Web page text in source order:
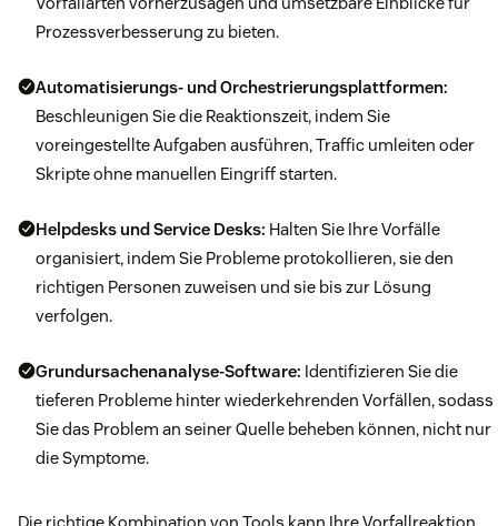
Prozessverbesserung zu bieten.
Automatisierungs- und Orchestrierungsplattformen:
Beschleunigen Sie die Reaktionszeit, indem Sie
voreingestellte Aufgaben ausführen, Traffic umleiten oder
Skripte ohne manuellen Eingriff starten.
Helpdesks und Service Desks: Halten Sie Ihre Vorfälle
organisiert, indem Sie Probleme protokollieren, sie den
richtigen Personen zuweisen und sie bis zur Lösung
verfolgen.
Grundursachenanalyse-Software: Identifizieren Sie die
tieferen Probleme hinter wiederkehrenden Vorfällen, sodass
Sie das Problem an seiner Quelle beheben können, nicht nur
die Symptome.